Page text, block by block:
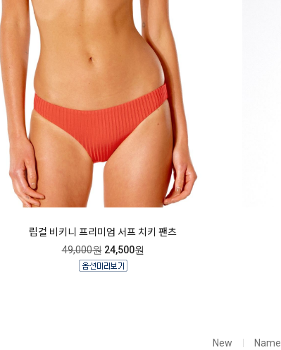
립컬 비키니 프리미엄 서프 치키 팬츠
49,000원 24,500원
New Name